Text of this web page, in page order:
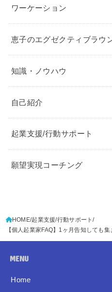
ワーケーション
恵子のエグゼクティブラウ
知識・ノウハウ
自己紹介
起業支援/行動サポート
願望実現コーチング
HOME 起業支援/行動サポート
【個人起業家FAQ】1ヶ月告知しても
MENU
Home